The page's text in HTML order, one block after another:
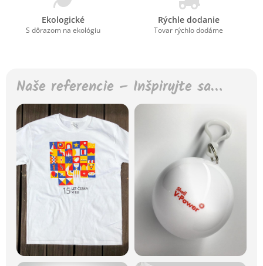
Ekologické
S dôrazom na ekológiu
Rýchle dodanie
Tovar rýchlo dodáme
Naše referencie – Inšpirujte sa…